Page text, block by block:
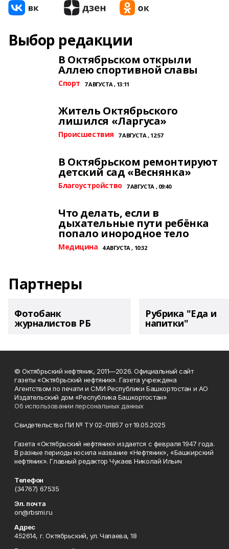
Выбор редакции
В Октябрьском открыли
Аллею спортивной славы
Спорт 7 АВГУСТА , 13:11
Житель Октябрьского
лишился «Ларгуса»
Происшествия 7 АВГУСТА , 12:57
В Октябрьском ремонтируют
детский сад «Веснянка»
Благоустройство 7 АВГУСТА , 09:40
Что делать, если в
дыхательные пути ребёнка
попало инородное тело
Медицина 4 АВГУСТА , 10:32
Партнеры
Фотобанк
журналистов РБ
Рубрика "Еда и
напитки"
© Октябрьский нефтяник, 2011—2026. Официальный сайт
газеты «Октябрьский нефтяник». Газета учреждена
Агентством по печати и СМИ Республики Башкортостан и АО
Издательский дом «Республика Башкортостан»
Об использовании персональных данных
Свидетельство ПИ № ТУ 02-01857 от 19.05.2025
Газета «Октябрьский нефтяник» издается с февраля 1947 года.
В разные периоды носила название «Нефтяник», «Башкирский
нефтяник». Главный редактор Чукаев Николай Ильич
Телефон
(34767) 67535
Эл. почта
on@rbsmi.ru
Адрес
452614, г. Октябрьский, ул. Чапаева, 18